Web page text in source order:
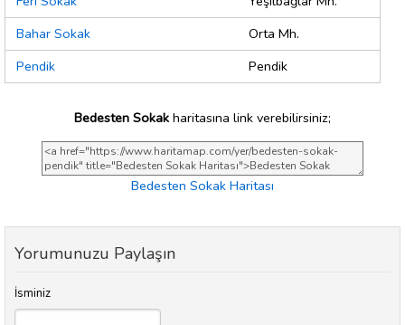
Bahar Sokak
Orta Mh.
Pendik
Pendik
Bedesten Sokak haritasına link verebilirsiniz;
Bedesten Sokak Haritası
Yorumunuzu Paylaşın
İsminiz